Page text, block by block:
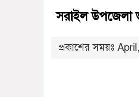
সরাইল উপজেলা
প্রকাশের সময়ঃ